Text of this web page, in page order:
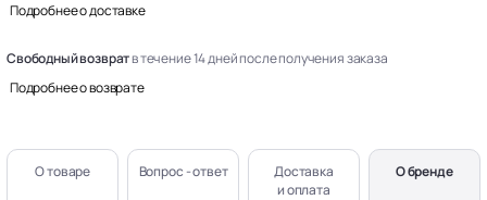
Подробнее о доставке
Свободный возвратв течение 14 дней после получения заказа
Подробнее о возврате
О товаре Вопрос - ответ
Доставка
и оплата
О бренде